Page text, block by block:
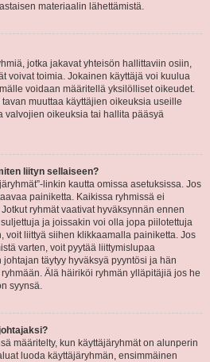
materiaalin lähettämistä.
jotka jakavat yhteisön hallittaviin osiin,
voivat toimia. Jokainen käyttäjä voi kuulua
voidaan määritellä yksilölliset oikeudet.
muuttaa käyttäjien oikeuksia useille
valvojien oikeuksia tai hallita pääsyä
liityn sellaiseen?
linkin kautta omissa asetuksissa. Jos
painiketta. Kaikissa ryhmissä ei
ryhmät vaativat hyväksynnän ennen
ja joissakin voi olla jopa piilotettuja
voit liittyä siihen klikkaamalla painiketta. Jos
varten, voit pyytää liittymislupaa
täytyy hyväksyä pyyntösi ja hän
Älä häiriköi ryhmän ylläpitäjiä jos he
syynsä.
määritelty, kun käyttäjäryhmät on alunperin
luoda käyttäjäryhmän, ensimmäinen